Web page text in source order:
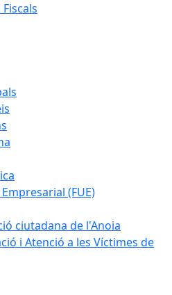
(FUE)
ciutadana de l'Anoia
i Atenció a les Víctimes de